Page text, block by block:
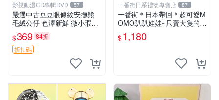
影視動漫CD專輯DVD 57
嚴選中古豆豆眼條紋安撫熊
毛絨公仔 色澤新鮮 微小瑕疵
可收藏 中古 安撫熊 條紋公仔
$369 84折
折扣碼
一番街日系禮物專賣店 87
一番街＊日本帶回＊超可愛M
OMO趴趴娃娃~只賣大隻的1
號~單隻價～生日禮物
$1,180